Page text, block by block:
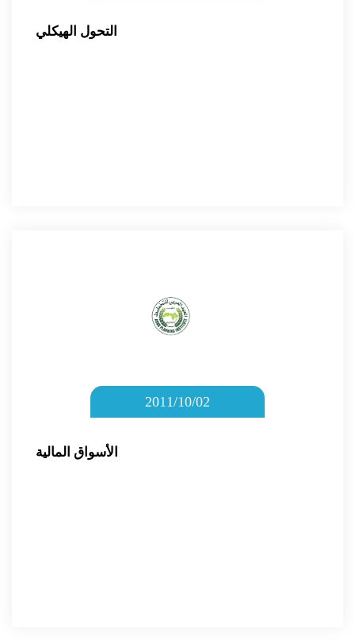
التحول الهيكلي
2011/10/02
الأسواق المالية